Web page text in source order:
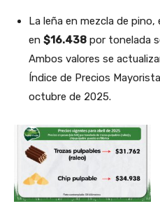
La leña en mezcla de
en $16.438 por tonelada
Ambos valores se
Índice de Precios
octubre de 2025.